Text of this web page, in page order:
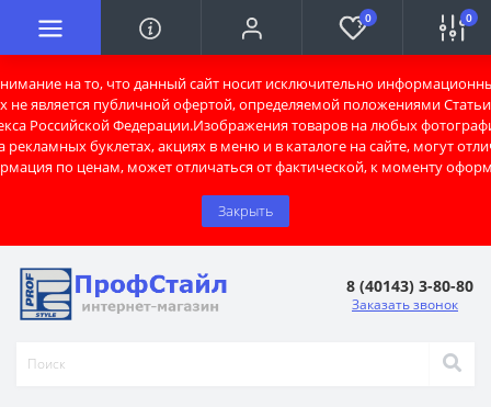
на то, что данный сайт носит исключительно
не является публичной офертой, определяемой положениями Статьи
Российской Федерации.Изображения товаров на любых
рекламных буклетах, акциях в меню и в каталоге на сайте, могут
по ценам, может отличаться от фактической, к моменту
Закрыть
0 0
8 (40143) 3-80-80
Заказать звонок